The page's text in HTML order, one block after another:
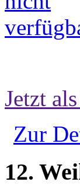
Jetzt
Zur
12.